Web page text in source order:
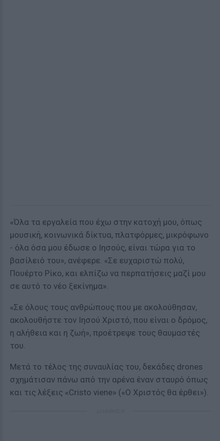
«Όλα τα εργαλεία που έχω στην κατοχή μου, όπως
μουσική, κοινωνικά δίκτυα, πλατφόρμες, μικρόφωνο
- όλα όσα μου έδωσε ο Ιησούς, είναι τώρα για το
βασίλειό του», ανέφερε. «Σε ευχαριστώ πολύ,
Πουέρτο Ρίκο, και ελπίζω να περπατήσεις μαζί μου
σε αυτό το νέο ξεκίνημα».
«Σε όλους τους ανθρώπους που με ακολούθησαν,
ακολουθήστε τον Ιησού Χριστό, που είναι ο δρόμος,
η αλήθεια και η ζωή», προέτρεψε τους θαυμαστές
του.
Μετά το τέλος της συναυλίας του, δεκάδες drones
σχημάτισαν πάνω από την αρένα έναν σταυρό όπως
και τις λέξεις «Cristo viene» («Ο Χριστός θα έρθει»).